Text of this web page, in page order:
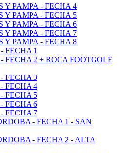
Y PAMPA - FECHA 4
Y PAMPA - FECHA 5
Y PAMPA - FECHA 6
Y PAMPA - FECHA 7
Y PAMPA - FECHA 8
FECHA 1
FECHA 2 + ROCA FOOTGOLF
FECHA 3
FECHA 4
FECHA 5
FECHA 6
FECHA 7
- FECHA 1 - SAN
- FECHA 2 - ALTA